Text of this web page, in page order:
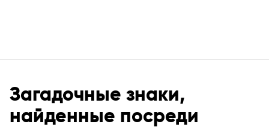
Загадочные знаки,
найденные посреди